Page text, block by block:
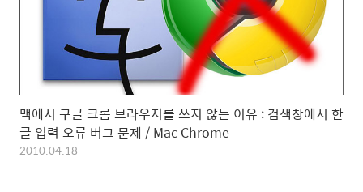
맥에서 구글 크롬 브라우저를 쓰지 않는 이유 : 검색창에서 한
글 입력 오류 버그 문제 / Mac Chrome
2010.04.18